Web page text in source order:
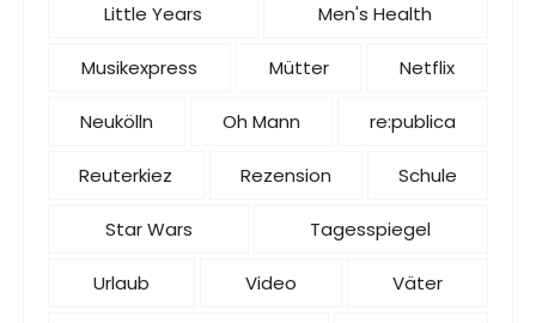
Little Years Men's Health
Musikexpress Mütter Netflix
Neukölln Oh Mann re:publica
Reuterkiez Rezension Schule
Star Wars Tagesspiegel
Urlaub Video Väter